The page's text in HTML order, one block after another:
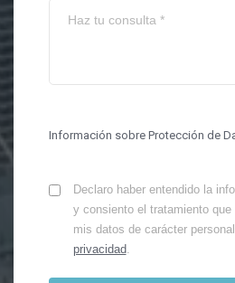
Información sobre Protección de
Declaro haber entendido la
y consiento el tratamiento que
mis datos de carácter
privacidad.